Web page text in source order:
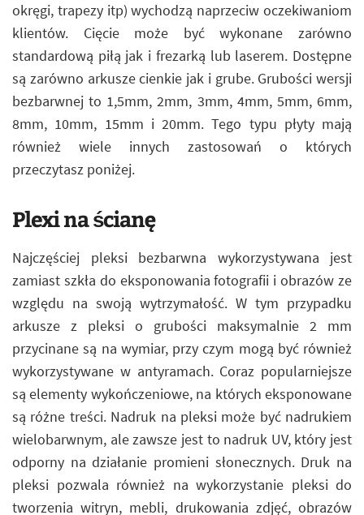
okręgi, trapezy itp) wychodzą naprzeciw oczekiwaniom
klientów. Cięcie może być wykonane zarówno
standardową piłą jak i frezarką lub laserem. Dostępne
są zarówno arkusze cienkie jak i grube. Grubości wersji
bezbarwnej to 1,5mm, 2mm, 3mm, 4mm, 5mm, 6mm,
8mm, 10mm, 15mm i 20mm. Tego typu płyty mają
również wiele innych zastosowań o których
przeczytasz poniżej.
Plexi na ścianę
Najczęściej pleksi bezbarwna wykorzystywana jest
zamiast szkła do eksponowania fotografii i obrazów ze
względu na swoją wytrzymałość. W tym przypadku
arkusze z pleksi o grubości maksymalnie 2 mm
przycinane są na wymiar, przy czym mogą być również
wykorzystywane w antyramach. Coraz popularniejsze
są elementy wykończeniowe, na których eksponowane
są różne treści. Nadruk na pleksi może być nadrukiem
wielobarwnym, ale zawsze jest to nadruk UV, który jest
odporny na działanie promieni słonecznych. Druk na
pleksi pozwala również na wykorzystanie pleksi do
tworzenia witryn, mebli, drukowania zdjęć, obrazów